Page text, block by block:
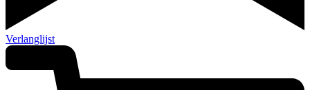
Verlanglijst